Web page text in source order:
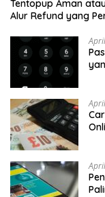
Tentopup Aman
Alur Refund yang